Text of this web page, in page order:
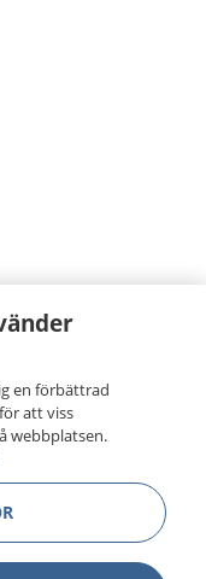
en förbättrad
att viss
webbplatsen.